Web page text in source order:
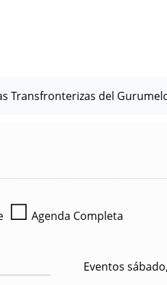
Transfronterizas del
☐ Agenda Completa
Eventos